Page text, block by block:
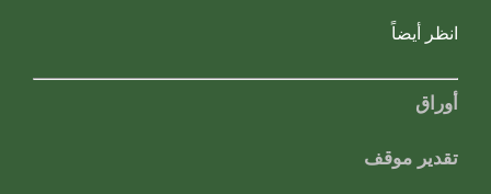
انظر أيضاً
أوراق
تقدير موقف